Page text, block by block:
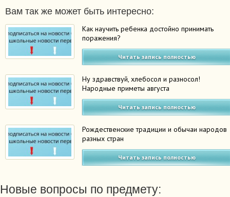
Вам так же может быть интересно:
Как научить ребенка достойно принимать
поражения?
Читать запись полностью
Ну здравствуй, хлебосол и разносол!
Народные приметы августа
Читать запись полностью
Рождественские традиции и обычаи народов
разных стран
Читать запись полностью
Новые вопросы по предмету: